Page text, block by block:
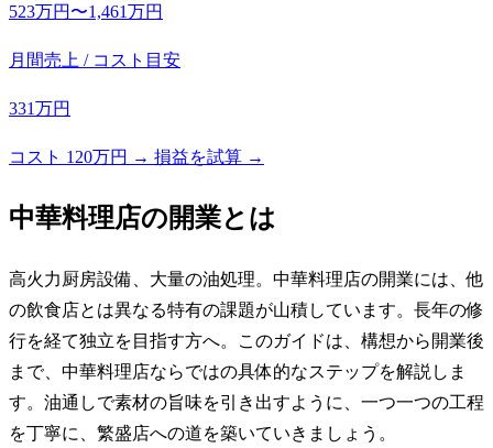
523万円〜1,461万円
月間売上 / コスト目安
331万円
コスト 120万円 → 損益を試算 →
中華料理店の開業とは
高火力厨房設備、大量の油処理。中華料理店の開業には、他
の飲食店とは異なる特有の課題が山積しています。長年の修
行を経て独立を目指す方へ。このガイドは、構想から開業後
まで、中華料理店ならではの具体的なステップを解説しま
す。油通しで素材の旨味を引き出すように、一つ一つの工程
を丁寧に、繁盛店への道を築いていきましょう。